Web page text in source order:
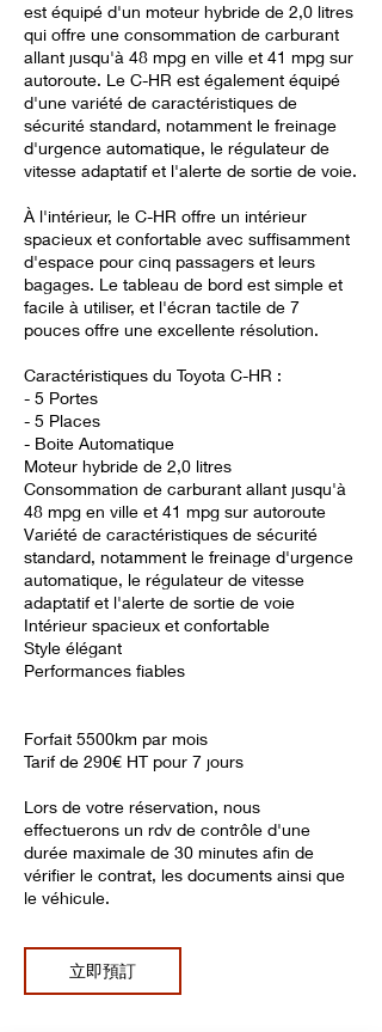
est équipé d'un moteur hybride de 2,0 litres
qui offre une consommation de carburant
allant jusqu'à 48 mpg en ville et 41 mpg sur
autoroute. Le C-HR est également équipé
d'une variété de caractéristiques de
sécurité standard, notamment le freinage
d'urgence automatique, le régulateur de
vitesse adaptatif et l'alerte de sortie de voie.
À l'intérieur, le C-HR offre un intérieur
spacieux et confortable avec suffisamment
d'espace pour cinq passagers et leurs
bagages. Le tableau de bord est simple et
facile à utiliser, et l'écran tactile de 7
pouces offre une excellente résolution.
Caractéristiques du Toyota C-HR :
- 5 Portes
- 5 Places
- Boite Automatique
Moteur hybride de 2,0 litres
Consommation de carburant allant jusqu'à
48 mpg en ville et 41 mpg sur autoroute
Variété de caractéristiques de sécurité
standard, notamment le freinage d'urgence
automatique, le régulateur de vitesse
adaptatif et l'alerte de sortie de voie
Intérieur spacieux et confortable
Style élégant
Performances fiables
Forfait 5500km par mois
Tarif de 290€ HT pour 7 jours
Lors de votre réservation, nous
effectuerons un rdv de contrôle d'une
durée maximale de 30 minutes afin de
vérifier le contrat, les documents ainsi que
le véhicule.
立即預訂